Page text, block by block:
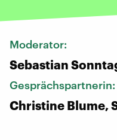
Moderator:
Sebastian
Gesprächspartnerin:
Christine Blume,